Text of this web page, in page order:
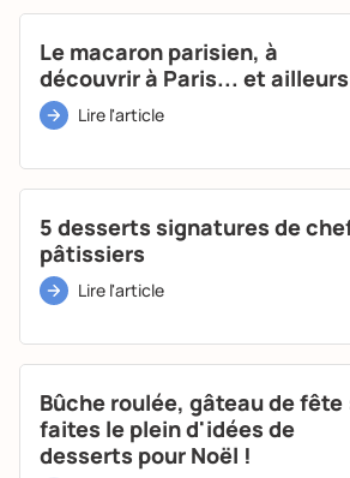
Le macaron parisien, à
découvrir à Paris... et
Lire l'article
5 desserts signatures de
pâtissiers
Lire l'article
Bûche roulée, gâteau de fête
faites le plein d'idées de
desserts pour Noël !